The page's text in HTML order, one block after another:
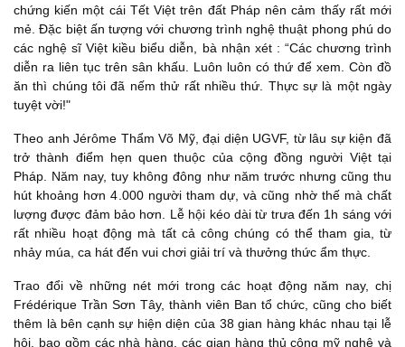
chứng kiến một cái Tết Việt trên đất Pháp nên cảm thấy rất mới
mẻ. Đặc biệt ấn tượng với chương trình nghệ thuật phong phú do
các nghệ sĩ Việt kiều biểu diễn, bà nhận xét : “Các chương trình
diễn ra liên tục trên sân khấu. Luôn luôn có thứ để xem. Còn đồ
ăn thì chúng tôi đã nếm thử rất nhiều thứ. Thực sự là một ngày
tuyệt vời!"
Theo anh Jérôme Thẩm Võ Mỹ, đại diện UGVF, từ lâu sự kiện đã
trở thành điểm hẹn quen thuộc của cộng đồng người Việt tại
Pháp. Năm nay, tuy không đông như năm trước nhưng cũng thu
hút khoảng hơn 4.000 người tham dự, và cũng nhờ thế mà chất
lượng được đảm bảo hơn. Lễ hội kéo dài từ trưa đến 1h sáng với
rất nhiều hoạt động mà tất cả công chúng có thể tham gia, từ
nhảy múa, ca hát đến vui chơi giải trí và thưởng thức ẩm thực.
Trao đổi về những nét mới trong các hoạt động năm nay, chị
Frédérique Trần Sơn Tây, thành viên Ban tổ chức, cũng cho biết
thêm là bên cạnh sự hiện diện của 38 gian hàng khác nhau tại lễ
hội, bao gồm các nhà hàng, các gian hàng thủ công mỹ nghệ và